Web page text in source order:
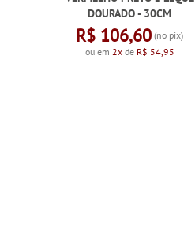
DOURADO - 30CM
R$ 106,60 (no pix)
ou em 2xde R$ 54,95